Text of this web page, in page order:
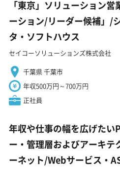
「東京」ソリューション
ーション/リーダー候補」/
タ・ソフトハウス
セイコーソリューションズ株式会社
千葉県 千葉市
年収500万円～700万円
正社員
年収や仕事の幅を広げたい
ー・管理層およびアーキテ
ーネット/Webサービス・